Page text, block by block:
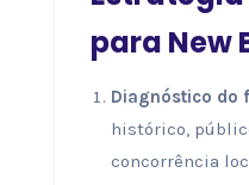
para New
Diagnóstico do
histórico,
concorrência